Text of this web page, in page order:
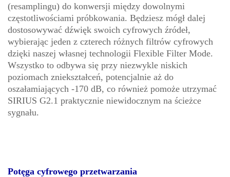
(resamplingu) do konwersji między dowolnymi
częstotliwościami próbkowania. Będziesz mógł dalej
dostosowywać dźwięk swoich cyfrowych źródeł,
wybierając jeden z czterech różnych filtrów cyfrowych
dzięki naszej własnej technologii Flexible Filter Mode.
Wszystko to odbywa się przy niezwykle niskich
poziomach zniekształceń, potencjalnie aż do
oszałamiających -170 dB, co również pomoże utrzymać
SIRIUS G2.1 praktycznie niewidocznym na ścieżce
sygnału.
Potęga cyfrowego przetwarzania